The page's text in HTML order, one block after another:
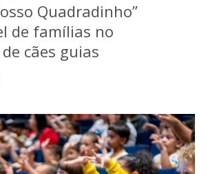
Quadradinho”
de famílias no
cães guias